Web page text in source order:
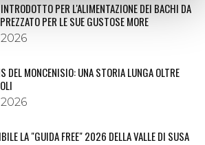
PER L'ALIMENTAZIONE DEI BACHI DA
PER LE SUE GUSTOSE MORE
DEL MONCENISIO: UNA STORIA LUNGA OLTRE
LA "GUIDA FREE" 2026 DELLA VALLE DI SUSA